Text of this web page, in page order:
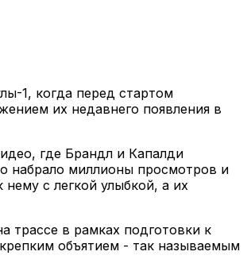
1, когда перед стартом
их недавнего появления в
где Брандл и Капалди
набрало миллионы просмотров и
с легкой улыбкой, а их
трассе в рамках подготовки к
объятием - так называемым